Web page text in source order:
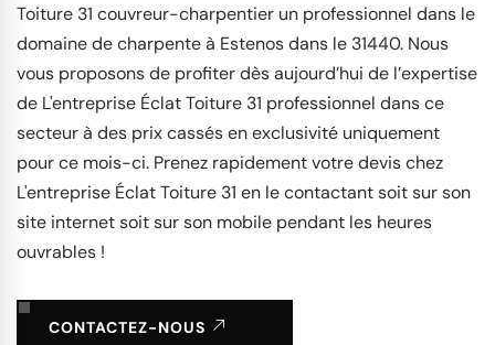
Toiture 31 couvreur-charpentier un professionnel dans le
domaine de charpente à Estenos dans le 31440. Nous
vous proposons de profiter dès aujourd’hui de l’expertise
de L'entreprise Éclat Toiture 31 professionnel dans ce
secteur à des prix cassés en exclusivité uniquement
pour ce mois-ci. Prenez rapidement votre devis chez
L'entreprise Éclat Toiture 31 en le contactant soit sur son
site internet soit sur son mobile pendant les heures
ouvrables !
CONTACTEZ-NOUS